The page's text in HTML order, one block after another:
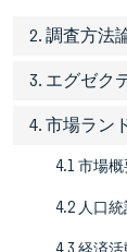
2. 調査方法
3. エグゼク
4. 市場ラン
4.1 市場
4.2 人口